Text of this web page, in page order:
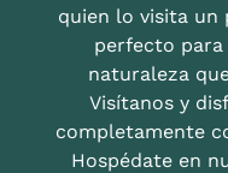
quien lo visita un
perfecto para
naturaleza
Visítanos y
completamente
Hospédate en